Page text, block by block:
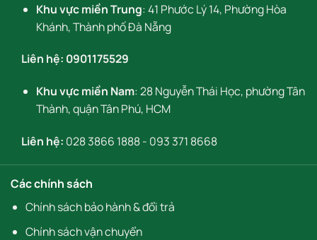
Khu vực miền Trung: 41 Phước Lý 14, Phường Hòa
Khánh, Thành phố Đà Nẵng
Liên hệ: 0901175529
Khu vực miền Nam: 28 Nguyễn Thái Học, phường Tân
Thành, quận Tân Phú, HCM
Liên hệ: 028 3866 1888- 093 371 8668
Các chính sách
Chính sách bảo hành & đổi trả
Chính sách vận chuyển